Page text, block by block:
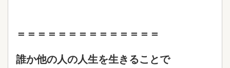
＝＝＝＝＝＝＝＝＝＝＝＝＝＝
誰か他の人の人生を生きることで